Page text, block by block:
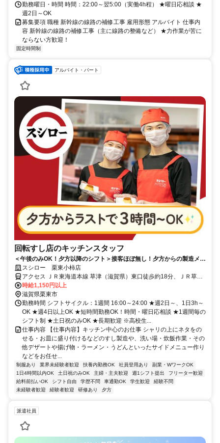
勤務曜日・時間 時間：22:00～翌5:00（実働4h程） ★曜日応相談 ★
週2日～OK
募集要項 職種 新幹線の線路の補修工事 雇用形態 アルバイト 仕事内
容 新幹線の線路の補修工事（主に線路の整備など） ★力作業が苦に
ならない方歓迎！
固定時間制
アルバイト・パート
回転すし店のキッチンスタッフ
＜午後のみOK！夕方以降のシフト＞接客ほぼ無し！夕方からの製造メイ
ンでコツコツ働ける
スシロー 栗東小柿店
アクセス ＪＲ東海道本線 草津（滋賀県）東口徒歩約18分、ＪＲ草津
線 草津（滋賀県）東口徒歩約18分、ＪＲ東海道本線 栗東東口徒歩約
27分
時給1,150円以上
滋賀県栗東市
勤務時間 シフトサイクル：1週間 16:00～24:00 ★週2日～、1日3h～
OK ★週4日以上OK ★短時間勤務OK！時間・曜日応相談 ★1週間毎の
シフト制 ★土日祝のみOK ★長期歓迎 ※高校生...
仕事内容 【仕事内容】キッチン中心のお仕事 シャリの上にネタをの
せる・お皿に盛り付けるなどのすし製造や、洗い場・炊飯作業・その
他デザートや揚げ物・ラーメン・うどんといったサイドメニュー作り
などをお任せ...
制服あり 業界未経験者歓迎 扶養内勤務OK 社員登用あり
副業・WワークOK
1日4時間以内OK
土日祝のみOK 主婦・主夫歓迎 週1シフト提出
フリーター歓迎
給料前払いOK
シフト自由 学歴不問 車通勤OK 学生歓迎
経験不問
未経験者歓迎
経験者歓迎 研修あり 夕方
派遣社員